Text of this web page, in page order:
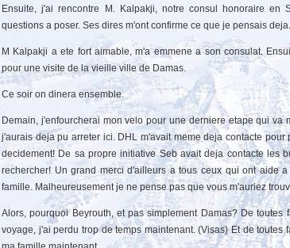
Ensuite, j'ai rencontre M. Kalpakji, notre consul honoraire en
questions a poser. Ses dires m'ont confirme ce que je pensais
M Kalpakji a ete fort aimable, m'a emmene a son consulat.
pour une visite de la vieille ville de Damas.
Ce soir on dinera ensemble.
Demain, j'enfourcherai mon velo pour une derniere etape qui va
j'aurais deja pu arreter ici. DHL m'avait meme deja contacte pour
decidement! De sa propre initiative Seb avait deja contacte les
rechercher! Un grand merci d'ailleurs a tous ceux qui ont aide
famille. Malheureusement je ne pense pas que vous m'auriez
Alors, pourquoi Beyrouth, et pas simplement Damas? De toutes
voyage, j'ai perdu trop de temps maintenant. (Visas) Et de toutes